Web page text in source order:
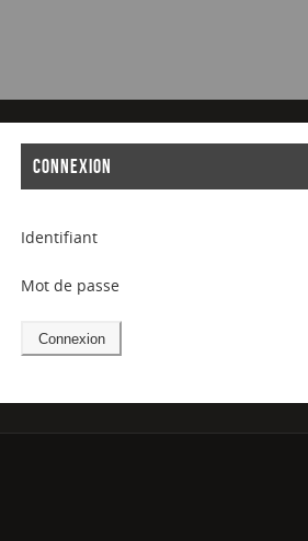
CONNEXION
Identifiant
Mot de passe